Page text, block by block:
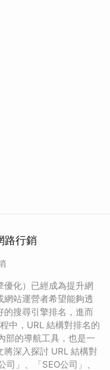
路行銷
優化）已經成為提升網
站運營者希望能夠透
搜尋引擎排名，進而
中，URL 結構對排名的
部的導航工具，也是一
深入探討 URL 結構對
」、「SEO公司」、